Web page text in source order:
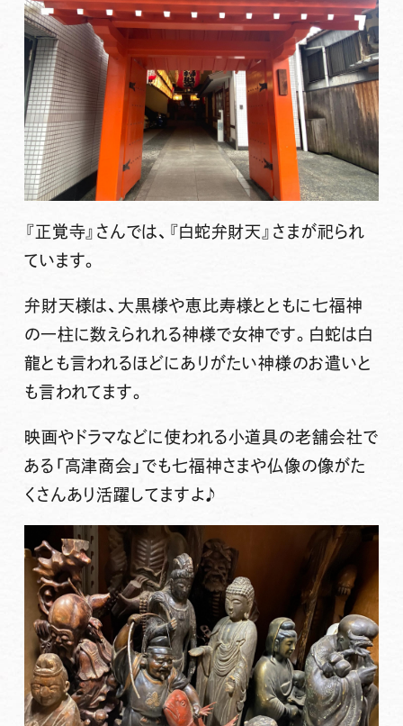
『正覚寺』さんでは、『白蛇弁財天 』さまが祀られ
ています。
弁財天様は、大黒様や恵比寿様とともに七福神
の一柱に数えられれる神様で女神です。白蛇は白
龍とも言われるほどにありがたい神様のお遣いと
も言われてます。
映画やドラマなどに使われる小道具の老舗会社で
ある「高津商会」でも七福神さまや仏像の像がた
くさんあり活躍してますよ♪